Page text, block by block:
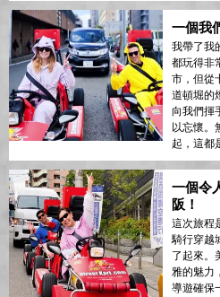
一個我
我帶了我
都玩得非
市，但從
道頓堀的
向我們揮
以忘懷。
起，這都
一個令
阪！
這次旅程
騎行穿越
了起來。
雅的魅力
導遊確保